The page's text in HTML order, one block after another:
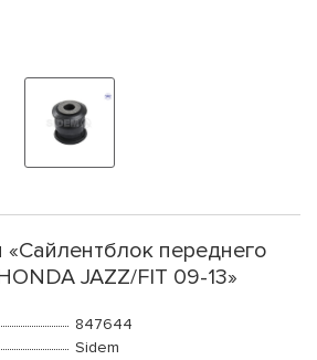
«Сайлентблок переднего
JAZZ/FIT 09-13»
847644
Sidem